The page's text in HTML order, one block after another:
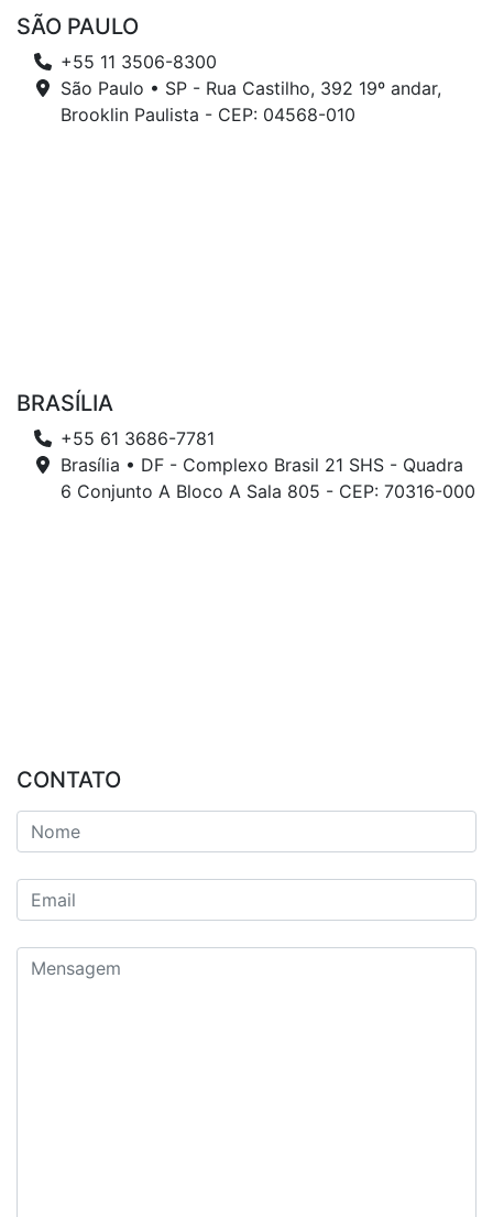
SÃO PAULO
+55 11 3506-8300
São Paulo • SP - Rua Castilho, 392 19º andar,
Brooklin Paulista - CEP: 04568-010
BRASÍLIA
+55 61 3686-7781
Brasília • DF - Complexo Brasil 21 SHS - Quadra
6 Conjunto A Bloco A Sala 805 - CEP: 70316-000
CONTATO